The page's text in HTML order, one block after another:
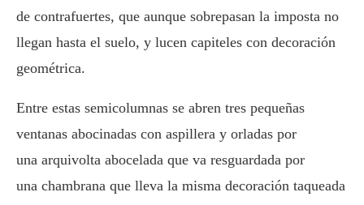
de contrafuertes, que aunque sobrepasan la imposta no
llegan hasta el suelo, y lucen capiteles con decoración
geométrica.
Entre estas semicolumnas se abren tres pequeñas
ventanas abocinadas con aspillera y orladas por
una arquivolta abocelada que va resguardada por
una chambrana que lleva la misma decoración taqueada